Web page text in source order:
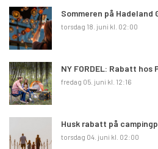
Sommeren på Hadeland
torsdag 18. juni kl. 02:00
NY FORDEL: Rabatt hos
fredag 05. juni kl. 12:16
Husk rabatt på
torsdag 04. juni kl. 02:00